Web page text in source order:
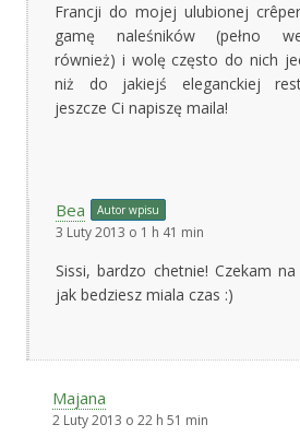
Francji do mojej ulubionej
gamę naleśników (pełno
również) i wolę często do nich
niż do jakiejś eleganckiej
jeszcze Ci napiszę maila!
Bea Autor wpisu
3 Luty 2013 o 1 h 41 min
Sissi, bardzo chetnie! Czekam
jak bedziesz miala czas :)
Majana
2 Luty 2013 o 22 h 51 min